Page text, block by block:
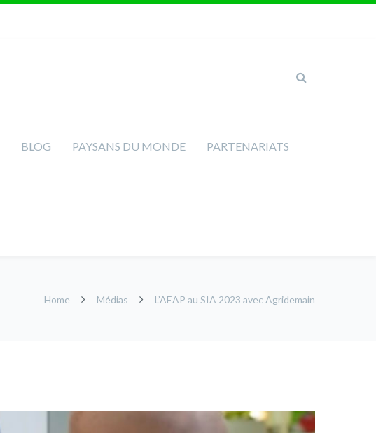
BLOG PAYSANS DU MONDE PARTENARIATS
Home Médias L’AEAP au SIA 2023 avec Agridemain